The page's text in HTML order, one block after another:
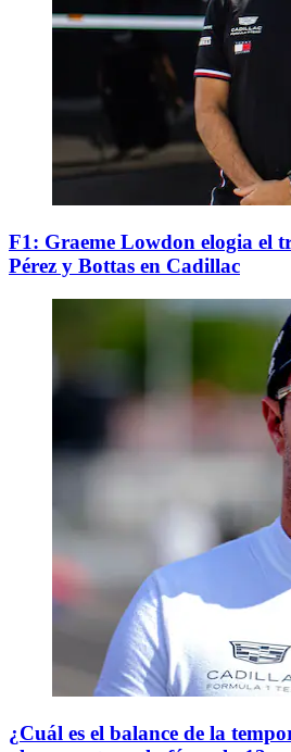
F1: Graeme Lowdon elogia el
Pérez y Bottas en Cadillac
¿Cuál es el balance de la